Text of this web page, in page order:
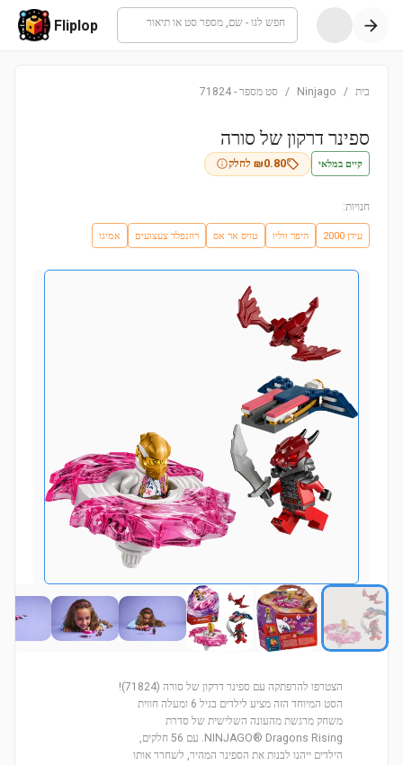
חפש לגו - שם, מספר סט או תיאור Fliplop
בית /
Ninjago
/ סט מספר -
71824
ספינר דרקון של סורה
קיים במלאי ₪0.80 לחלק
חנויות:
עידן 2000 היפר ווליו טויס אר אס רוזנפלד צעצועים אמיגו
הצטרפו להרפתקה עם ספינר דרקון של סורה (71824)!
הסט המיוחד הזה מציע לילדים בגיל 6 ומעלה חווית
משחק מרגשת מהעונה השלישית של סדרת
NINJAGO® Dragons Rising. עם 56 חלקים,
הילדים ייהנו לבנות את הספינר המהיר, לשחרר אותו